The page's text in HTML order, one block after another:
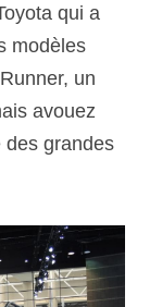
qui a
modèles
un
avouez
des grandes